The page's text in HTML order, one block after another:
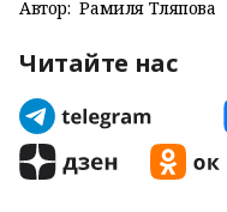
Автор: Рамиля Тляпова
Читайте нас